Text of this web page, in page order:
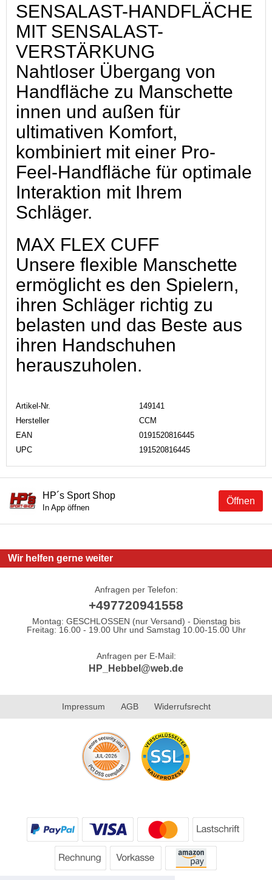
SENSALAST-HANDFLÄCHE
MIT SENSALAST-
VERSTÄRKUNG
Nahtloser Übergang von
Handfläche zu Manschette
innen und außen für
ultimativen Komfort,
kombiniert mit einer Pro-
Feel-Handfläche für optimale
Interaktion mit Ihrem
Schläger.
MAX FLEX CUFF
Unsere flexible Manschette
ermöglicht es den Spielern,
ihren Schläger richtig zu
belasten und das Beste aus
ihren Handschuhen
herauszuholen.
Artikel-Nr.
149141
Hersteller
CCM
EAN
0191520816445
UPC
191520816445
Öffnen
HP´s Sport Shop
In App öffnen
Wir helfen gerne weiter
Anfragen per Telefon:
+497720941558
Montag: GESCHLOSSEN (nur Versand) - Dienstag bis
Freitag: 16.00 - 19.00 Uhr und Samstag 10.00-15.00 Uhr
Anfragen per E-Mail:
HP_Hebbel@web.de
Impressum AGB Widerrufsrecht